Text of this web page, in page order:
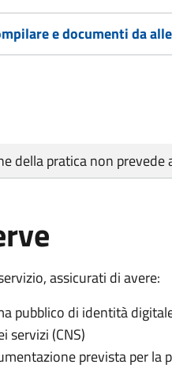
e documenti da
della pratica non prevede
assicurati di avere:
pubblico di identità
servizi (CNS)
prevista per la